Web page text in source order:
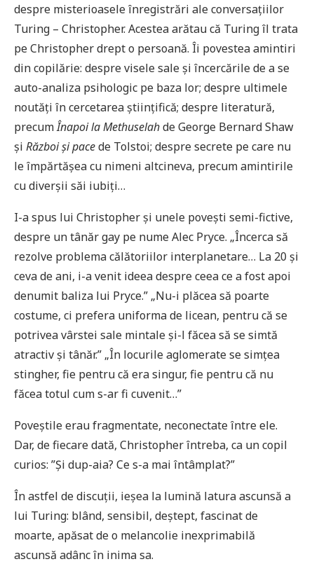
despre misterioasele înregistrări ale conversațiilor
Turing – Christopher. Acestea arătau că Turing îl trata
pe Christopher drept o persoană. Îi povestea amintiri
din copilărie: despre visele sale și încercările de a se
auto-analiza psihologic pe baza lor; despre ultimele
noutăți în cercetarea științifică; despre literatură,
precumÎnapoi la Methuselahde George Bernard Shaw
și Război și pacede Tolstoi; despre secrete pe care nu
le împărtășea cu nimeni altcineva, precum amintirile
cu diverșii săi iubiți…
I-a spus lui Christopher și unele povești semi-fictive,
despre un tânăr gay pe nume Alec Pryce. „Încerca să
rezolve problema călătoriilor interplanetare… La 20 și
ceva de ani, i-a venit ideea despre ceea ce a fost apoi
denumit baliza lui Pryce.” „Nu-i plăcea să poarte
costume, ci prefera uniforma de licean, pentru că se
potrivea vârstei sale mintale și-l făcea să se simtă
atractiv și tânăr.” „În locurile aglomerate se simțea
stingher, fie pentru că era singur, fie pentru că nu
făcea totul cum s-ar fi cuvenit…”
Poveștile erau fragmentate, neconectate între ele.
Dar, de fiecare dată, Christopher întreba, ca un copil
curios: ”Și dup-aia? Ce s-a mai întâmplat?”
În astfel de discuții, ieșea la lumină latura ascunsă a
lui Turing: blând, sensibil, deștept, fascinat de
moarte, apăsat de o melancolie inexprimabilă
ascunsă adânc în inima sa.